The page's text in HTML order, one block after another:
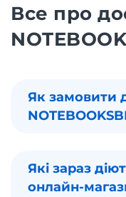
Все про
Як замовити
Які зараз
онлайн-